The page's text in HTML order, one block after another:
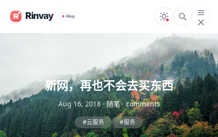
新网，再也不会去买东西
Aug 16, 2018·随笔·comments
#云服务 #服务